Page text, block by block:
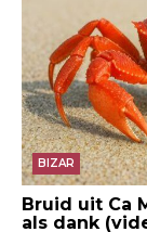
BIZAR
Bruid uit Ca
als dank